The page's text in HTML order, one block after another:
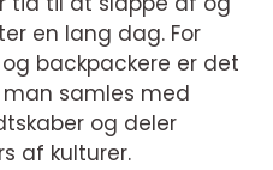
en lang dag. For
backpackere er det
samles med
og deler
af kulturer.